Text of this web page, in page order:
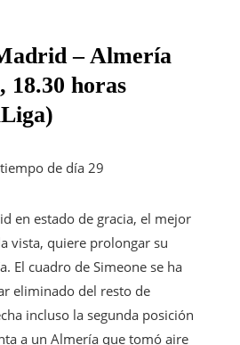
– Almería
18.30 horas
tiempo de día 29
en estado de gracia, el mejor
vista, quiere prolongar su
El cuadro de Simeone se ha
eliminado del resto de
incluso la segunda posición
a un Almería que tomó aire